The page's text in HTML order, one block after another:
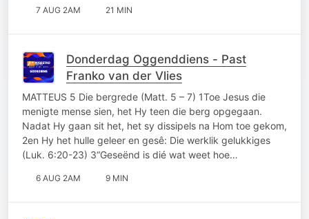
7 AUG 2AM 21 MIN
Donderdag Oggenddiens - Past
Franko van der Vlies
MATTEUS 5 Die bergrede (Matt. 5 – 7) 1Toe Jesus die
menigte mense sien, het Hy teen die berg opgegaan.
Nadat Hy gaan sit het, het sy dissipels na Hom toe gekom,
2en Hy het hulle geleer en gesê: Die werklik gelukkiges
(Luk. 6:20-23) 3“Geseënd is dié wat weet hoe…
6 AUG 2AM 9 MIN